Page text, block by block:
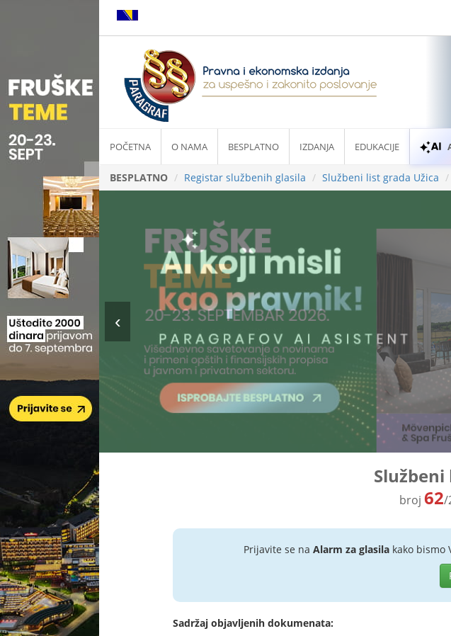
POČETNA O NAMA BESPLATNO IZDANJA EDUKACIJE
BESPLATNO Registar službenih glasila Službeni list grada Užica
Službeni
broj 62/
Prijavite se na Alarm za glasilakako bismo
Sadržaj objavljenih dokumenata: